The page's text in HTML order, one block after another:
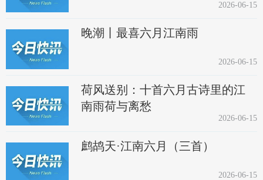
2026-06-15
晚潮丨最喜六月江南雨
2026-06-15
荷风送别：十首六月古诗里的江
南雨荷与离愁
2026-06-15
鹧鸪天·江南六月（三首）
2026-06-15